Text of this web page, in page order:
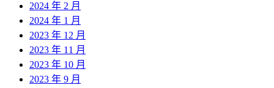
2024 年 2 月
2024 年 1 月
2023 年 12 月
2023 年 11 月
2023 年 10 月
2023 年 9 月